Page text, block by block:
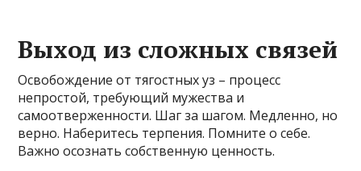
Выход из сложных связей
Освобождение от тягостных уз – процесс
непростой, требующий мужества и
самоотверженности. Шаг за шагом. Медленно, но
верно. Наберитесь терпения. Помните о себе.
Важно осознать собственную ценность.